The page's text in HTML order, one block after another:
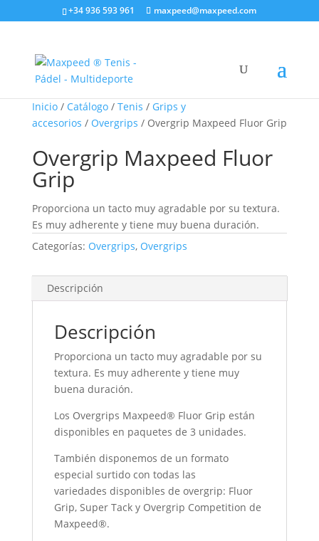
+34 936 593 961 maxpeed@maxpeed.com
Inicio/ Catálogo/ Tenis / Grips y
accesorios / Overgrips / Overgrip Maxpeed Fluor Grip
Overgrip Maxpeed Fluor
Grip
Proporciona un tacto muy agradable por su textura.
Es muy adherente y tiene muy buena duración.
Categorías: Overgrips, Overgrips
Descripción
Descripción
Proporciona un tacto muy agradable por su
textura. Es muy adherente y tiene muy
buena duración.
Los Overgrips Maxpeed® Fluor Grip están
disponibles en paquetes de 3 unidades.
También disponemos de un formato
especial surtido con todas las
variedades disponibles de overgrip: Fluor
Grip, Super Tack y Overgrip Competition de
Maxpeed®.